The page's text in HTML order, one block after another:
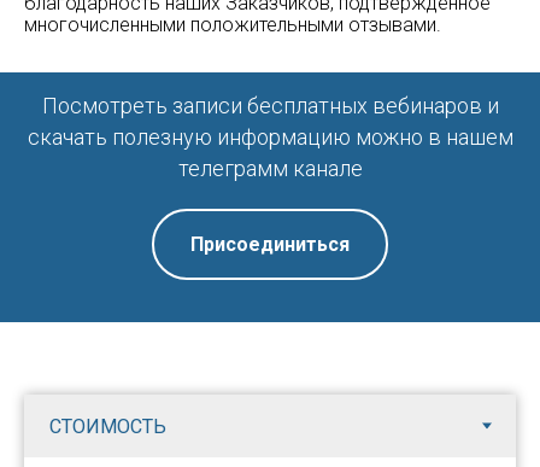
многочисленными положительными отзывами.
Посмотреть записи бесплатных вебинаров и
скачать полезную информацию можно в нашем
телеграмм канале
Присоединиться